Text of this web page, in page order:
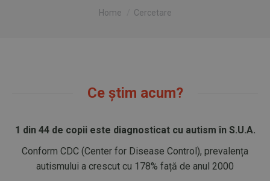
You are here:
Home Cercetare
Ce știm acum?
1 din 44 de copii este diagnosticat cu autism în S.U.A.
Conform CDC (Center for Disease Control), prevalența
autismului a crescut cu 178% față de anul 2000